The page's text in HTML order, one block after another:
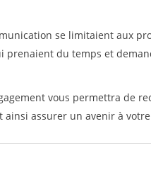
se limitaient aux
prenaient du temps et
vous permettra de
assurer un avenir à